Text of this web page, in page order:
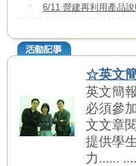
˙ 6/11 營建再利用產品說
☆英文
英文簡
必須參
文文章
提供學
力...... ....